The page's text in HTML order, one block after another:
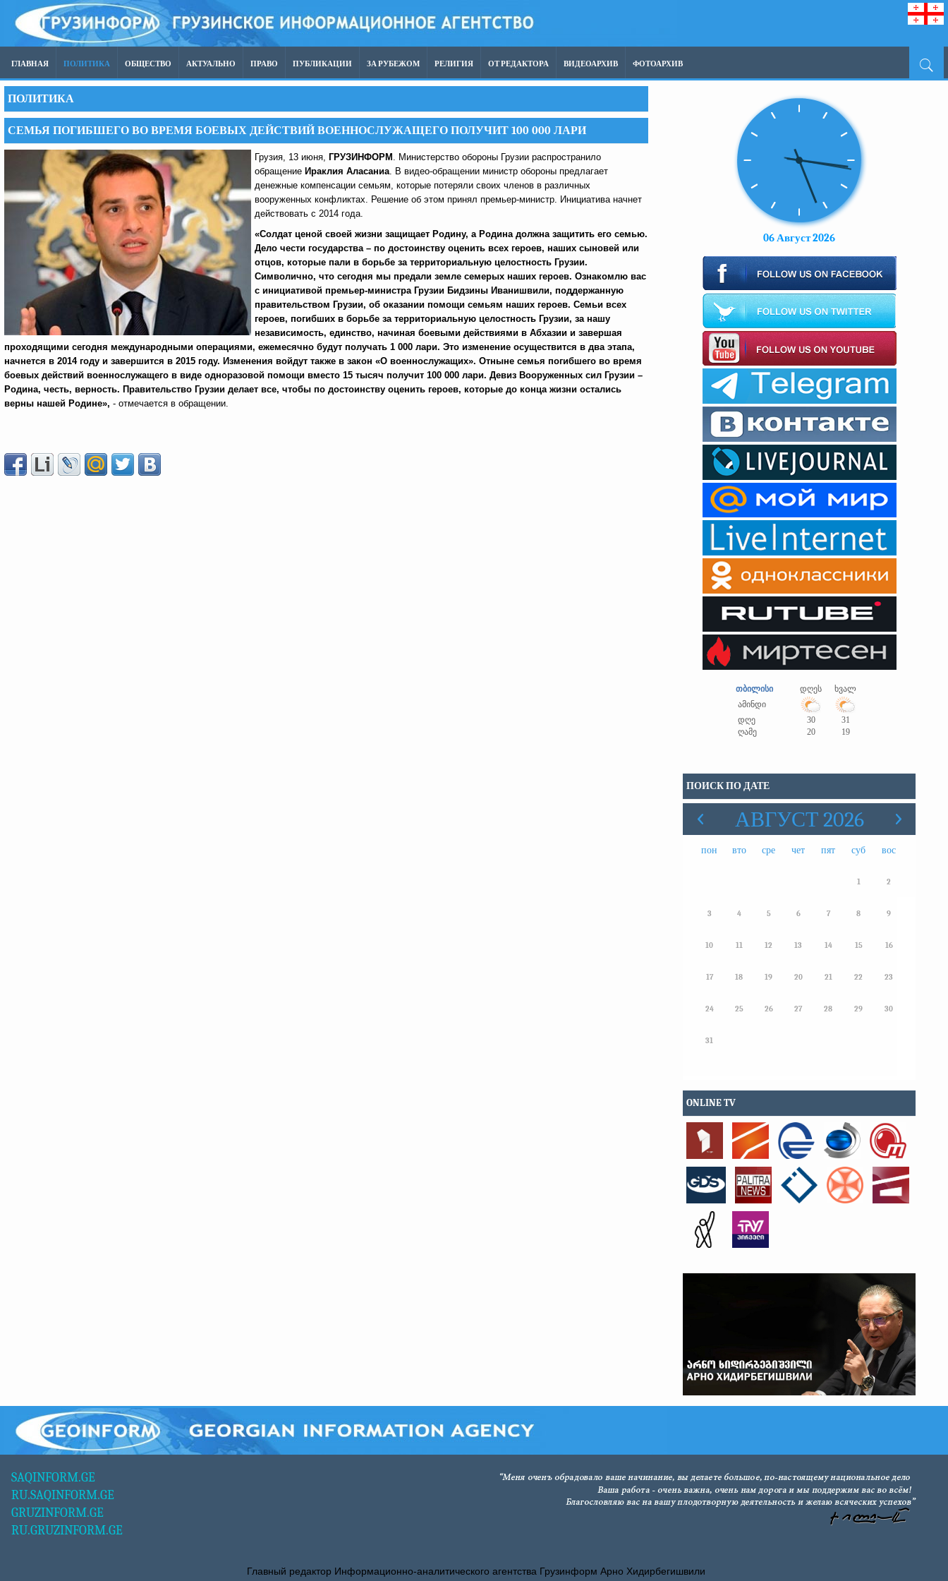
ГЛАВНАЯ ПОЛИТИКА ОБЩЕСТВО АКТУАЛЬНО ПРАВО ПУБЛИКАЦИИ ЗА РУБЕЖОМ РЕЛИГИЯ ОТ РЕДАКТОРА ВИДЕОАРХИВ ФОТОАРХИВ
ПОЛИТИКА
СЕМЬЯ ПОГИБШЕГО ВО ВРЕМЯ БОЕВЫХ ДЕЙСТВИЙ ВОЕННОСЛУЖАЩЕГО ПОЛУЧИТ 100 000 ЛАРИ
Грузия, 13 июня, ГРУЗИНФОРМ . Министерство обороны Грузии распространило
обращение Ираклия Аласаниа. В видео-обращении министр обороны предлагает
денежные компенсации семьям, которые потеряли своих членов в различных
вооруженных конфликтах. Решение об этом принял премьер-министр. Инициатива начнет
действовать с 2014 года.
«Солдат ценой своей жизни защищает Родину, а Родина должна защитить его семью.
Дело чести государства – по достоинству оценить всех героев, наших сыновей или
отцов, которые пали в борьбе за территориальную целостность Грузии.
Символично, что сегодня мы предали земле семерых наших героев. Ознакомлю вас
с инициативой премьер-министра Грузии Бидзины Иванишвили, поддержанную
правительством Грузии, об оказании помощи семьям наших героев. Семьи всех
героев, погибших в борьбе за территориальную целостность Грузии, за нашу
независимость, единство, начиная боевыми действиями в Абхазии и завершая
проходящими сегодня международными операциями, ежемесячно будут получать 1 000 лари. Это изменение осуществится в два этапа,
начнется в 2014 году и завершится в 2015 году. Изменения войдут также в закон «О военнослужащих». Отныне семья погибшего во время
боевых действий военнослужащего в виде одноразовой помощи вместо 15 тысяч получит 100 000 лари. Девиз Вооруженных сил Грузии –
Родина, честь, верность. Правительство Грузии делает все, чтобы по достоинству оценить героев, которые до конца жизни остались
верны нашей Родине», - отмечается в обращении.
06 Август 2026
თბილისი დღეს
ხვალ
ამინდი
დღე
30
31
ღამე
20 19
ПОИСК ПО ДАТЕ
АВГУСТ 2026
пон вто сре чет пят суб вос
1 2
3 4 5 6 7 8 9
10 11 12 13 14 15 16
17 18 19 20 21 22 23
24 25 26 27 28 29 30
31
ONLINE TV
SAQINFORM.GE
RU.SAQINFORM.GE
GRUZINFORM.GE
RU.GRUZINFORM.GE
Главный редактор Информационно-аналитического агентства Грузинформ Арно Хидирбегишвили